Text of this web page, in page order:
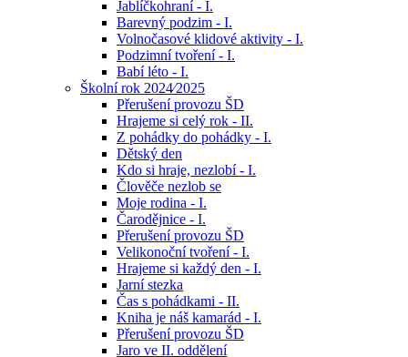
Jablíčkohraní - I.
Barevný podzim - I.
Volnočasové klidové aktivity - I.
Podzimní tvoření - I.
Babí léto - I.
Školní rok 2024⁄2025
Přerušení provozu ŠD
Hrajeme si celý rok - II.
Z pohádky do pohádky - I.
Dětský den
Kdo si hraje, nezlobí - I.
Člověče nezlob se
Moje rodina - I.
Čarodějnice - I.
Přerušení provozu ŠD
Velikonoční tvoření - I.
Hrajeme si každý den - I.
Jarní stezka
Čas s pohádkami - II.
Kniha je náš kamarád - I.
Přerušení provozu ŠD
Jaro ve II. oddělení